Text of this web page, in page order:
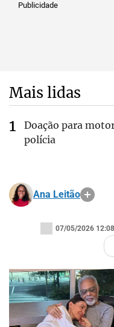
Publicidade
Mais lidas
Doação para
polícia
Ana Leitão
07/05/2026 12:08